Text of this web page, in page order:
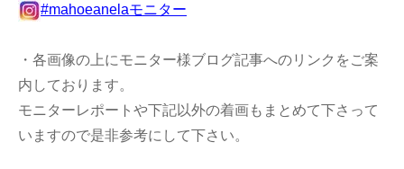
#mahoeanelaモニター
・各画像の上にモニター様ブログ記事へのリンクをご案
内しております。
モニターレポートや下記以外の着画もまとめて下さって
いますので是非参考にして下さい。